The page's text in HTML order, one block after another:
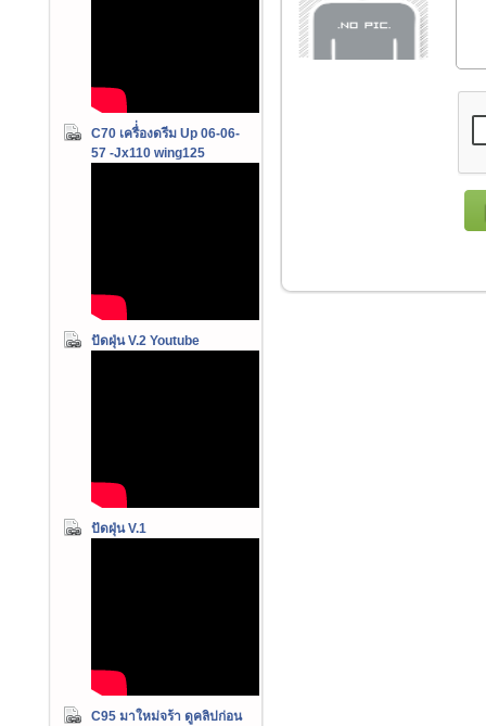
C70 เครื่่องดรีม Up 06-06-
57 -Jx110 wing125
ปัดฝุ่น V.2 Youtube
ปัดฝุ่น V.1
C95 มาใหม่จร้า ดูคลิปก่อน